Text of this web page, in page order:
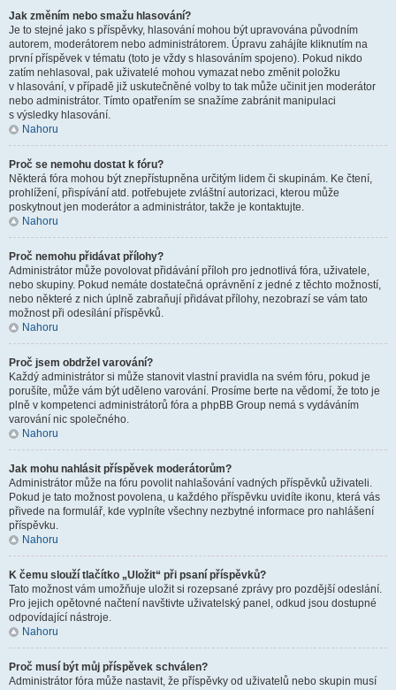
Jak změním nebo smažu hlasování?
Je to stejné jako s příspěvky, hlasování mohou být upravována původním
autorem, moderátorem nebo administrátorem. Úpravu zahájíte kliknutím na
první příspěvek v tématu (toto je vždy s hlasováním spojeno). Pokud nikdo
zatím nehlasoval, pak uživatelé mohou vymazat nebo změnit položku
v hlasování, v případě již uskutečněné volby to tak může učinit jen moderátor
nebo administrátor. Tímto opatřením se snažíme zabránit manipulaci
s výsledky hlasování.
Nahoru
Proč se nemohu dostat k fóru?
Některá fóra mohou být znepřístupněna určitým lidem či skupinám. Ke čtení,
prohlížení, přispívání atd. potřebujete zvláštní autorizaci, kterou může
poskytnout jen moderátor a administrátor, takže je kontaktujte.
Nahoru
Proč nemohu přidávat přílohy?
Administrátor může povolovat přidávání příloh pro jednotlivá fóra, uživatele,
nebo skupiny. Pokud nemáte dostatečná oprávnění z jedné z těchto možností,
nebo některé z nich úplně zabraňují přidávat přílohy, nezobrazí se vám tato
možnost při odesílání příspěvků.
Nahoru
Proč jsem obdržel varování?
Každý administrátor si může stanovit vlastní pravidla na svém fóru, pokud je
porušíte, může vám být uděleno varování. Prosíme berte na vědomí, že toto je
plně v kompetenci administrátorů fóra a phpBB Group nemá s vydáváním
varování nic společného.
Nahoru
Jak mohu nahlásit příspěvek moderátorům?
Administrátor může na fóru povolit nahlašování vadných příspěvků uživateli.
Pokud je tato možnost povolena, u každého příspěvku uvidíte ikonu, která vás
přivede na formulář, kde vyplníte všechny nezbytné informace pro nahlášení
příspěvku.
Nahoru
K čemu slouží tlačítko „Uložit“ při psaní příspěvků?
Tato možnost vám umožňuje uložit si rozepsané zprávy pro pozdější odeslání.
Pro jejich opětovné načtení navštivte uživatelský panel, odkud jsou dostupné
odpovídající nástroje.
Nahoru
Proč musí být můj příspěvek schválen?
Administrátor fóra může nastavit, že příspěvky od uživatelů nebo skupin musí